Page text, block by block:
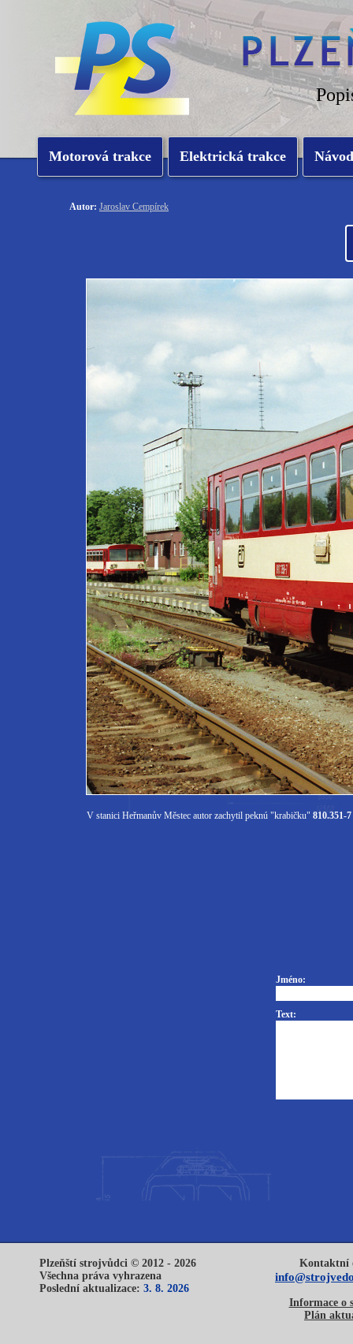
Motorová trakce Elektrická trakce
Autor: Jaroslav Cempírek
V stanici Heřmanův Městec autor zachytil peknú "krabičku" 810.351-7
Jméno:
Text:
Plzeňští strojvůdci © 2012 - 2026
Všechna práva vyhrazena
Poslední aktualizace: 3. 8. 2026
Kontaktní
Informace o
Plán